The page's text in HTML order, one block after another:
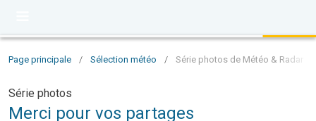
Page principale / Sélection météo / Série photos de Météo & Radar
Série photos
Merci pour vos partages